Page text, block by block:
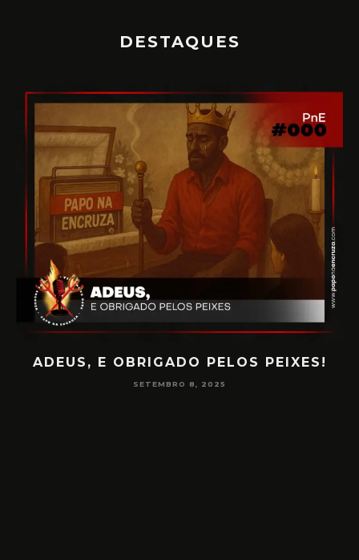
DESTAQUES
PAPO NA ENCRUZA 180 – CONSCIÊNCIA